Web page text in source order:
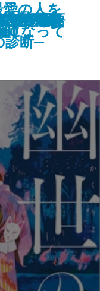
ます！─
診断─
で。─恋
った物語
の人を
になって
ス門司
夢のジ
想作品
737円
師
シャリ
知らな
生、霊媒
ケミス
リアル・